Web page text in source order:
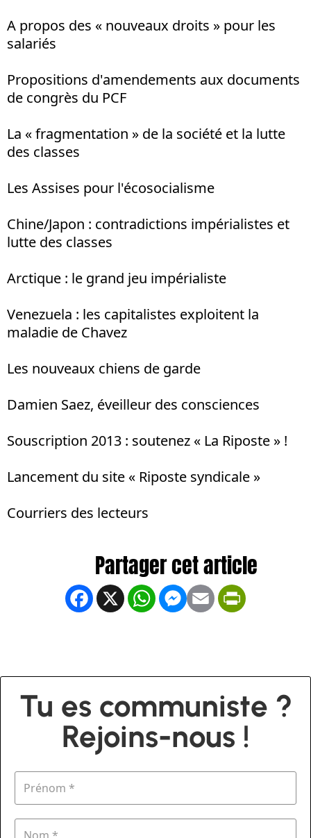
A propos des « nouveaux droits » pour les
salariés
Propositions d'amendements aux documents
de congrès du PCF
La « fragmentation » de la société et la lutte
des classes
Les Assises pour l'écosocialisme
Chine/Japon : contradictions impérialistes et
lutte des classes
Arctique : le grand jeu impérialiste
Venezuela : les capitalistes exploitent la
maladie de Chavez
Les nouveaux chiens de garde
Damien Saez, éveilleur des consciences
Souscription 2013 : soutenez « La Riposte » !
Lancement du site « Riposte syndicale »
Courriers des lecteurs
Facebook
X WhatsApp
Messenger
Email
Tu es communiste ?
Rejoins-nous !